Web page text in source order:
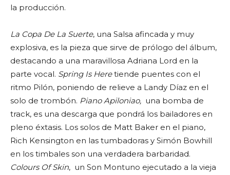
la producción.
La Copa De La Suerte, una Salsa afincada y muy
explosiva, es la pieza que sirve de prólogo del álbum,
destacando a una maravillosa Adriana Lord en la
parte vocal. Spring Is Heretiende puentes con el
ritmo Pilón, poniendo de relieve a Landy Díaz en el
solo de trombón. Piano Apiloniao, una bomba de
track, es una descarga que pondrá los bailadores en
pleno éxtasis. Los solos de Matt Baker en el piano,
Rich Kensington en las tumbadoras y Simón Bowhill
en los timbales son una verdadera barbaridad.
Colours Of Skin, un Son Montuno ejecutado a la vieja